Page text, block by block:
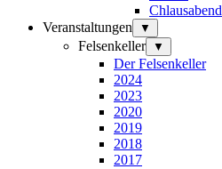
Chlausabend
Veranstaltungen
▼
Felsenkeller ▼
Der Felsenkeller
2024
2023
2020
2019
2018
2017